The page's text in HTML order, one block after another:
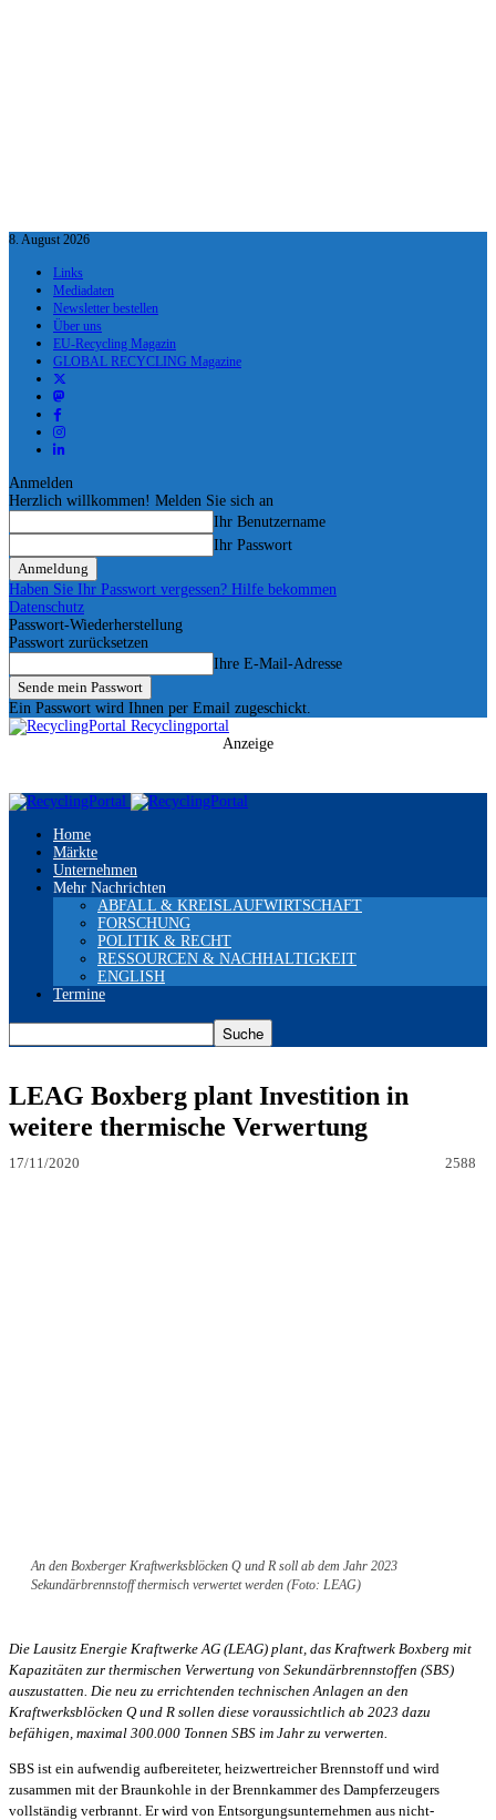
8. August 2026
Links
Mediadaten
Newsletter bestellen
Über uns
EU-Recycling Magazin
GLOBAL RECYCLING Magazine
Anmelden
Herzlich willkommen! Melden Sie sich an
Ihr Benutzername
Ihr Passwort
Haben Sie Ihr Passwort vergessen? Hilfe bekommen
Datenschutz
Passwort-Wiederherstellung
Passwort zurücksetzen
Ihre E-Mail-Adresse
Ein Passwort wird Ihnen per Email zugeschickt.
Recyclingportal
Anzeige
Home
Märkte
Unternehmen
Mehr Nachrichten
ABFALL & KREISLAUFWIRTSCHAFT
FORSCHUNG
POLITIK & RECHT
RESSOURCEN & NACHHALTIGKEIT
ENGLISH
Termine
LEAG Boxberg plant Investition in
weitere thermische Verwertung
17/11/2020 2588
An den Boxberger Kraftwerksblöcken Q und R soll ab dem Jahr 2023
Sekundärbrennstoff thermisch verwertet werden (Foto: LEAG)
Die Lausitz Energie Kraftwerke AG (LEAG) plant, das Kraftwerk Boxberg mit
Kapazitäten zur thermischen Verwertung von Sekundärbrennstoffen (SBS)
auszustatten. Die neu zu errichtenden technischen Anlagen an den
Kraftwerksblöcken Q und R sollen diese voraussichtlich ab 2023 dazu
befähigen, maximal 300.000 Tonnen SBS im Jahr zu verwerten.
SBS ist ein aufwendig aufbereiteter, heizwertreicher Brennstoff und wird
zusammen mit der Braunkohle in der Brennkammer des Dampferzeugers
vollständig verbrannt. Er wird von Entsorgungsunternehmen aus nicht-